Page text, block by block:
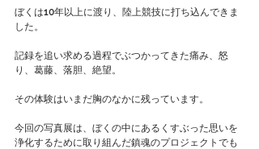
ぼくは10年以上に渡り、陸上競技に打ち込んできま
した。
記録を追い求める過程でぶつかってきた痛み、怒
り、葛藤、落胆、絶望。
その体験はいまだ胸のなかに残っています。
今回の写真展は、ぼくの中にあるくすぶった思いを
浄化するために取り組んだ鎮魂のプロジェクトでも